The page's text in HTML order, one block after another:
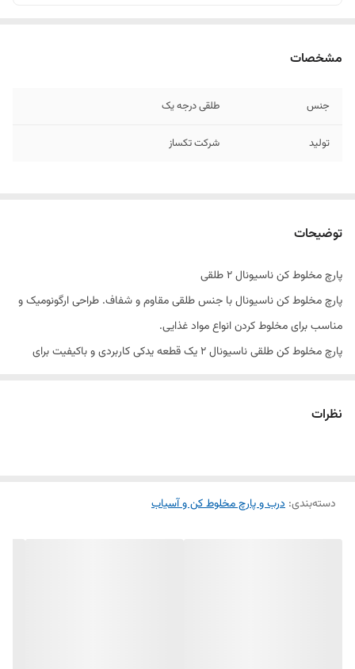
مشخصات
جنس طلقی درجه یک
تولید شرکت تکساز
توضیحات
پارچ مخلوط کن ناسیونال ۲ طلقی
پارچ مخلوط کن ناسیونال با جنس طلقی مقاوم و شفاف. طراحی ارگونومیک و
مناسب برای مخلوط کردن انواع مواد غذایی.
پارچ مخلوط کن طلقی ناسیونال 2 یک قطعه یدکی کاربردی و باکیفیت برای
شفاف بودن بدنه نیز به کاربر اجازه می‌دهد تا روند مخلوط شدن مواد را
نظرات
دسته‌بندی: درب و پارچ مخلوط کن و آسیاب